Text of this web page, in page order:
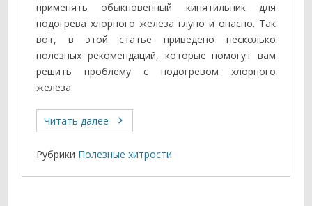
применять обыкновенный кипятильник для
подогрева хлорного железа глупо и опасно. Так
вот, в этой статье приведено несколько
полезных рекомендаций, которые помогут вам
решить проблему с подогревом хлорного
железа.
Читать далее
Рубрики Полезные хитрости